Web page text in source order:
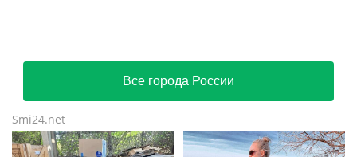
Все города России
Smi24.net